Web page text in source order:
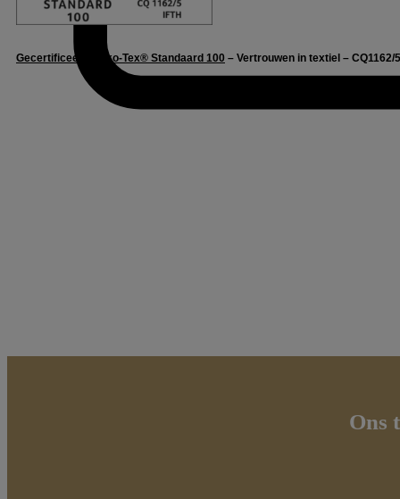
Gecertificeerd Oeko-Tex® Standaard 100 – Vertrouwen in textiel – CQ1162/
Ons